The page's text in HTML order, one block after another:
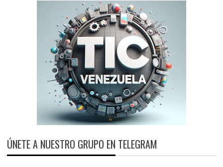
ÚNETE A NUESTRO GRUPO EN TELEGRAM